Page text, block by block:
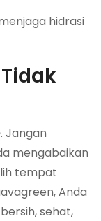
hidrasi
. Jangan
mengabaikan
tempat
Anda
sehat,